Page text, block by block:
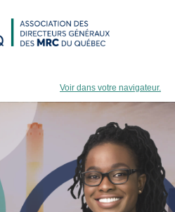
Voir dans votre navigateur.